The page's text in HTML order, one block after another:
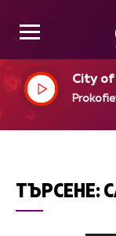
City of
n
ТЪРСЕНЕ: